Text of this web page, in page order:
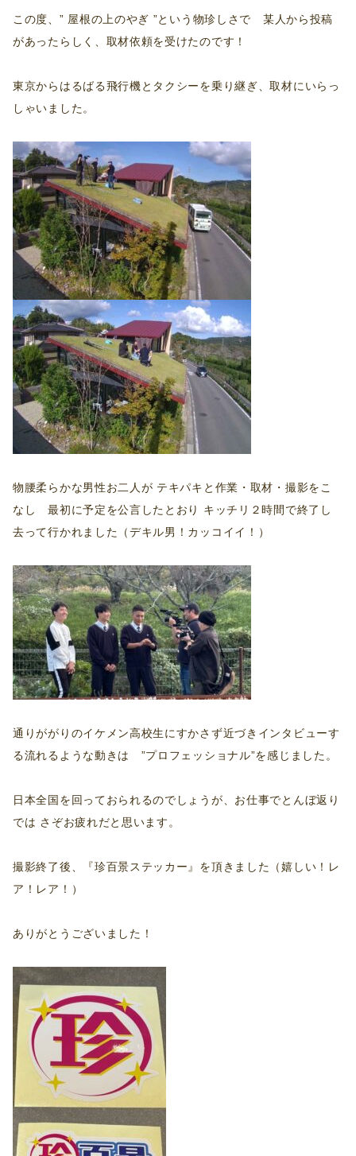
この度、” 屋根の上のやぎ ”という物珍しさで 某人から投稿
があったらしく、取材依頼を受けたのです！
東京からはるばる飛行機とタクシーを乗り継ぎ、取材にいらっ
しゃいました。
物腰柔らかな男性お二人が テキパキと作業・取材・撮影をこ
なし 最初に予定を公言したとおり キッチリ２時間で終了し
去って行かれました（デキル男！カッコイイ！）
通りががりのイケメン高校生にすかさず近づきインタビューす
る流れるような動きは ”プロフェッショナル”を感じました。
日本全国を回っておられるのでしょうが、お仕事でとんぼ返り
では さぞお疲れだと思います。
撮影終了後、『珍百景ステッカー』を頂きました（嬉しい！レ
ア！レア！）
ありがとうございました！